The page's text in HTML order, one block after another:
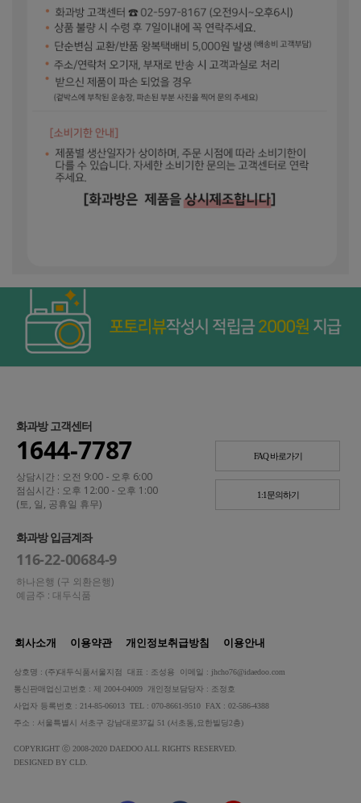
화과방 고객센터
1644-7787
상담시간 : 오전 9:00 - 오후 6:00
점심시간 : 오후 12:00 - 오후 1:00
(토, 일, 공휴일 휴무)
FAQ 바로가기
1:1문의하기
화과방 입금계좌
116-22-00684-9
하나은행 (구 외환은행)
예금주 : 대두식품
회사소개 이용약관 개인정보취급방침 이용안내
상호명 : (주)대두식품서울지점 대표 : 조성용 이메일 : jhcho76@idaedoo.com
통신판매업신고번호 : 제 2004-04009 개인정보담당자 : 조정호
사업자 등록번호 : 214-85-06013 TEL : 070-8661-9510 FAX : 02-586-4388
주소 : 서울특별시 서초구 강남대로37길 51 (서초동,요한빌딩2층)
COPYRIGHT ⓒ 2008-2020 DAEDOO ALL RIGHTS RESERVED.
DESIGNED BY CLD.